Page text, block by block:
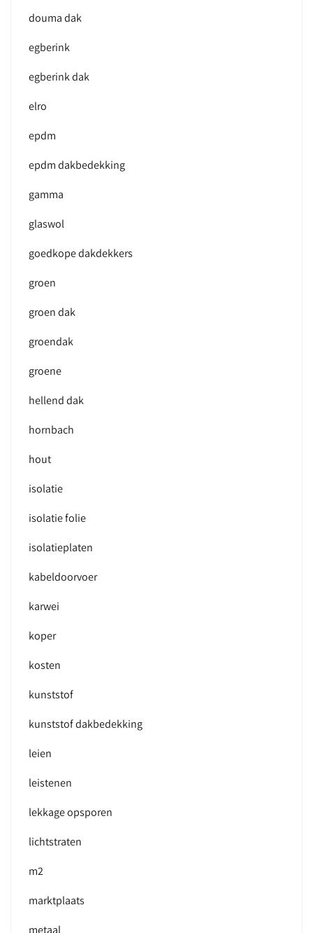
douma dak
egberink
egberink dak
elro
epdm
epdm dakbedekking
gamma
glaswol
goedkope dakdekkers
groen
groen dak
groendak
groene
hellend dak
hornbach
hout
isolatie
isolatie folie
isolatieplaten
kabeldoorvoer
karwei
koper
kosten
kunststof
kunststof dakbedekking
leien
leistenen
lekkage opsporen
lichtstraten
m2
marktplaats
metaal